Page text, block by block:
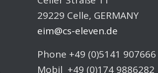
29229 Celle, GERMANY
eim@cs-eleven.de
Phone +49 (0)5141 907666
Mobil +49 (0)174 9886282